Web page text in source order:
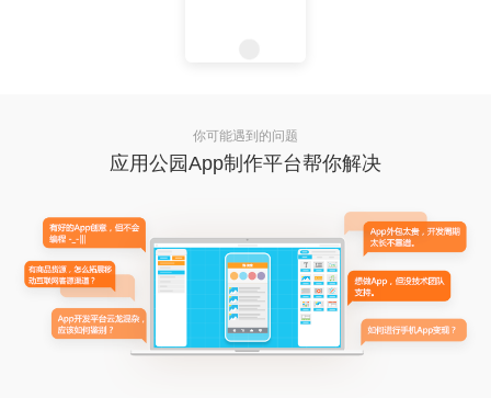
你可能遇到的问题
应用公园App制作平台帮你解决